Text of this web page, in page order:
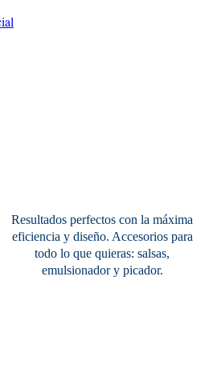
Resultados perfectos con la máxima
eficiencia y diseño. Accesorios para
todo lo que quieras: salsas,
emulsionador y picador.